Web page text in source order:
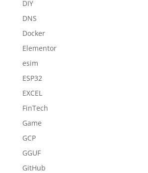
DIY
DNS
Docker
Elementor
esim
ESP32
EXCEL
FinTech
Game
GCP
GGUF
GitHub